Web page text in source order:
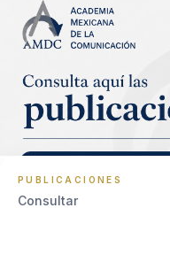
PUBLICACIONES
Consultar